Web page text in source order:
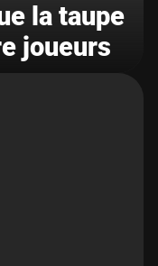
la taupe
joueurs